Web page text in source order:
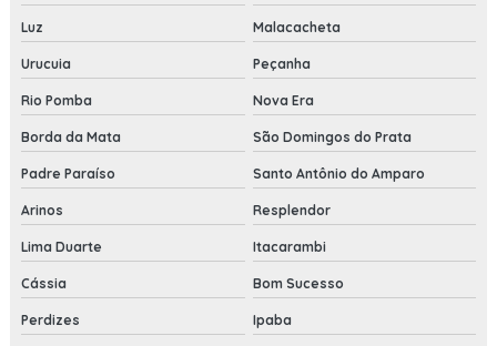
Luz Malacacheta
Urucuia Peçanha
Rio Pomba Nova Era
Borda da Mata São Domingos do Prata
Padre Paraíso Santo Antônio do Amparo
Arinos Resplendor
Lima Duarte Itacarambi
Cássia Bom Sucesso
Perdizes Ipaba